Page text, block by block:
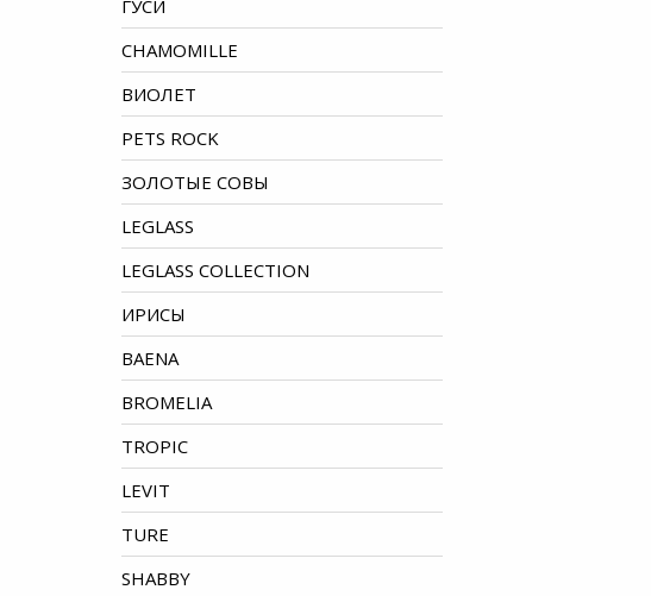
ГУСИ
CHAMOMILLE
ВИОЛЕТ
PETS ROCK
ЗОЛОТЫЕ СОВЫ
LEGLASS
LEGLASS COLLECTION
ИРИСЫ
BAENA
BROMELIA
TROPIC
LEVIT
TURE
SHABBY